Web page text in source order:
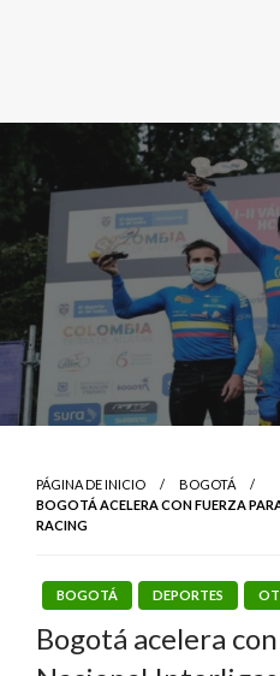
PÁGINA DE INICIO
BOGOTÁ
BOGOTÁ ACELERA CON FUERZA
RACING
BOGOTÁ DEPORTES
Bogotá acelera